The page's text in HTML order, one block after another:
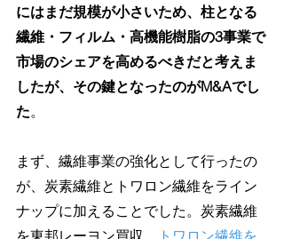
にはまだ規模が小さいため、柱となる
繊維・フィルム・高機能樹脂の3事業で
市場のシェアを高めるべきだと考えま
したが、その鍵となったのがM&Aでし
た。
まず、繊維事業の強化として行ったの
が、炭素繊維とトワロン繊維をライン
ナップに加えることでした。炭素繊維